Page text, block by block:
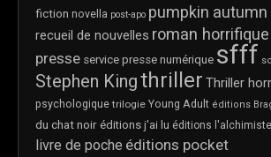
fiction novella post-apo pumpkin
recueil de nouvelles roman horrifique
presse service presse numérique sfff
Stephen Kingthriller Thriller
psychologique trilogie Young Adult éditions
du chat noir éditions j'ai lu éditions l'alchimiste
livre de poche éditions pocket